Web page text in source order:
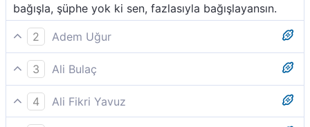
bağışla, şüphe yok ki sen, fazlasıyla bağışlayansın.
2
Adem Uğur
(Onlar şöyle yakarırlar:) Rabbimiz! Bizi doğru yola
ilettikten sonra kalplerimizi eğriltme. Bize tarafından
rahmet bağışla. Lütfu en bol olan sensin.
3
Ali Bulaç
"Rabbimiz, bizi hidayete erdirdikten sonra kalplerimizi
kaydırma ve Katından bize bir rahmet bağışla.
4
Ali Fikri Yavuz